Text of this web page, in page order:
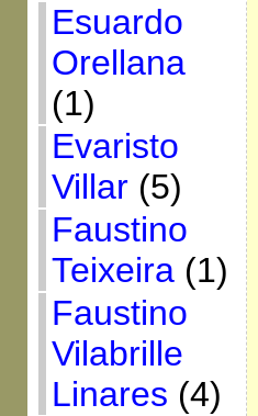
Esuardo
Orellana
(1)
Evaristo
Villar(5)
Faustino
Teixeira(1)
Faustino
Vilabrille
Linares (4)